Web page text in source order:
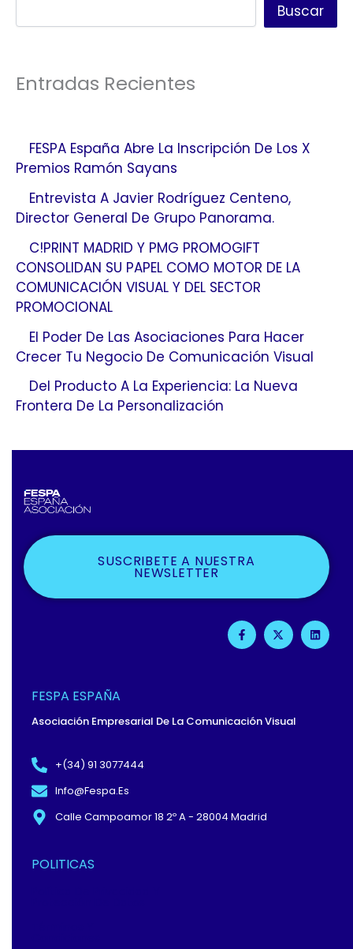
Buscar
Entradas Recientes
FESPA España Abre La Inscripción De Los X
Premios Ramón Sayans
Entrevista A Javier Rodríguez Centeno,
Director General De Grupo Panorama.
C!PRINT MADRID Y PMG PROMOGIFT
CONSOLIDAN SU PAPEL COMO MOTOR DE LA
COMUNICACIÓN VISUAL Y DEL SECTOR
PROMOCIONAL
El Poder De Las Asociaciones Para Hacer
Crecer Tu Negocio De Comunicación Visual
Del Producto A La Experiencia: La Nueva
Frontera De La Personalización
SUSCRIBETE A NUESTRA
NEWSLETTER
F
A
C
F
X
-
T
L
I
N
FESPA ESPAÑA
Asociación Empresarial De La Comunicación Visual
+(34) 91 3077444
Info@fespa.es
Calle Campoamor 18 2º A - 28004 Madrid
POLITICAS